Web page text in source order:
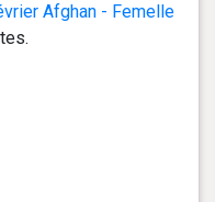
Afghan - Femelle